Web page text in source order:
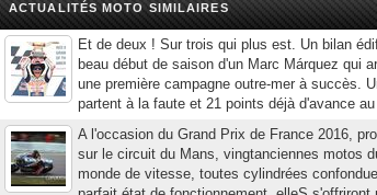
ACTUALITÉS MOTO SIMILAIRES
Et de deux ! Sur trois qui plus est. Un bilan
beau début de saison d'un Marc Márquez qui
une première campagne outre-mer à succès.
partent à la faute et 21 points déjà d'avance
A l'occasion du Grand Prix de France 2016,
sur le circuit du Mans, vingtanciennes motos
monde de vitesse, toutes cylindrées